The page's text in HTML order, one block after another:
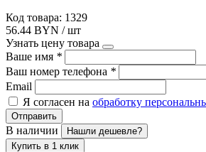
Код товара: 1329
56.44 BYN / шт
Узнать цену товара
Ваше имя *
Ваш номер телефона *
Email
Я согласен на обработку
Отправить
В наличии
Нашли дешевле?
Купить в 1 клик